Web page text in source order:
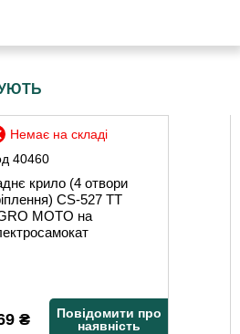
40460
Немає на складі
крило (4 отвори
CS-527 TT
MOTO на
₴
Повідомити про
наявність